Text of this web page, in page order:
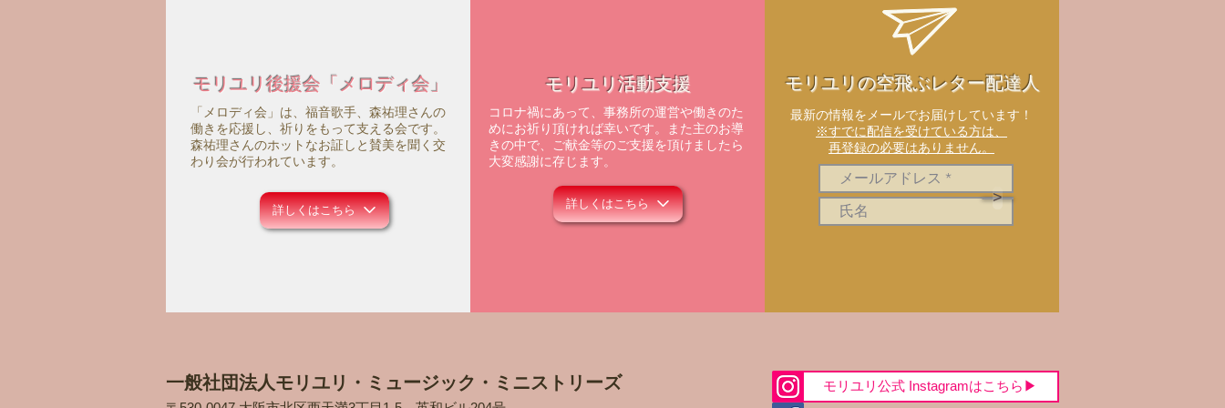
モリユリ後援会「メロディ会」
「メロディ会」は、福音歌手、森祐理さんの
働きを応援し、祈りをもって支える会です。
森祐理さんのホットなお証しと賛美を聞く交
わり会が行われています。
詳しくはこちら
モリユリ活動支援
コロナ禍にあって、事務所の運営や働きのた
めにお祈り頂ければ幸いです。また主のお導
きの中で、ご献金等のご支援を頂けましたら
大変感謝に存じます。
詳しくはこちら
モリユリの空飛ぶレター配達人
​最新の情報をメールでお届けしています！
※すでに配信を受けている方は、
再登録の必要はありません。
>
一般社団法人モリユリ・ミュージック・ミニストリーズ モリユリ公式 Instagramはこちら▶︎